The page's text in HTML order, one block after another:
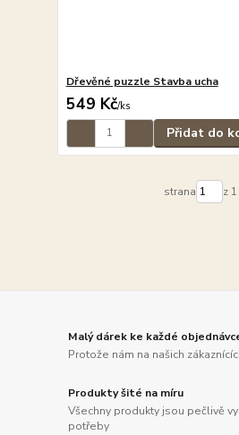
Dřevěné puzzle Stavba ucha
549 Kč/ks
Přidat do
strana z 1
Malý dárek ke každé
Protože nám na našich
Produkty šité na míru
Všechny produkty jsou pečlivě
potřeby